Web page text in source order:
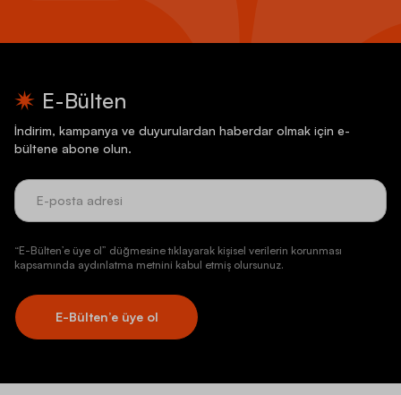
E-Bülten
İndirim, kampanya ve duyurulardan haberdar olmak için e-
bültene abone olun.
“E-Bülten’e üye ol” düğmesine tıklayarak kişisel verilerin korunması
kapsamında aydınlatma metnini kabul etmiş olursunuz.
E-Bülten’e üye ol